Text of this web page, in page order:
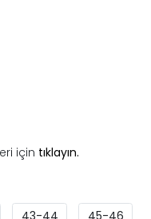
için tıklayın.